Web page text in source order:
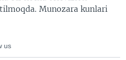
Munozara kunlari
us